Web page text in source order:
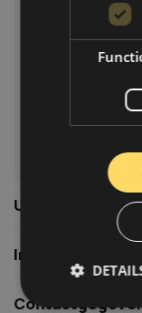
Klantenservice
Veelgestelde
06-39119169
Usefull links
Informatie